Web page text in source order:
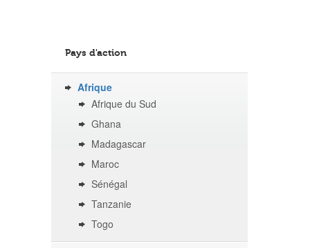
Pays d'action
Afrique
Afrique du Sud
Ghana
Madagascar
Maroc
Sénégal
Tanzanie
Togo